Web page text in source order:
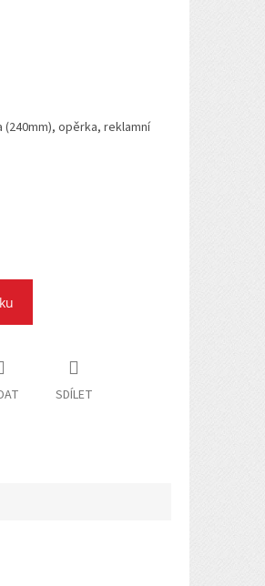
opěrka, reklamní
SDÍLET